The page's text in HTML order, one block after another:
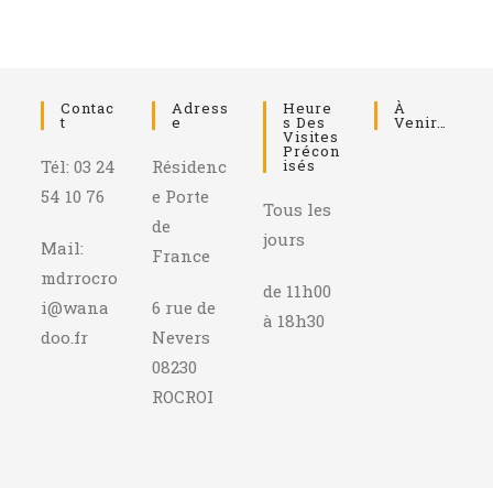
Contac
T
Tél: 03 24
54 10 76
Mail:
mdrrocro
i@wana
doo.fr
Adress
E
Résidenc
e Porte
de
France
6 rue de
Nevers
08230
ROCROI
Heure
S Des
Visites
Précon
Isés
Tous les
jours
de 11h00
à 18h30
À
Venir…